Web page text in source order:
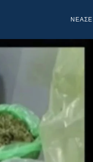
NEA